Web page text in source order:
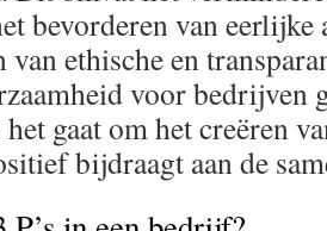
bevorderen van
van ethische en
voor bedrijven
gaat om het creëren
bijdraagt aan de